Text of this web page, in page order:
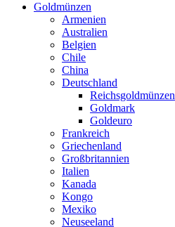
Goldmünzen
Armenien
Australien
Belgien
Chile
China
Deutschland
Reichsgoldmünzen
Goldmark
Goldeuro
Frankreich
Griechenland
Großbritannien
Italien
Kanada
Kongo
Mexiko
Neuseeland